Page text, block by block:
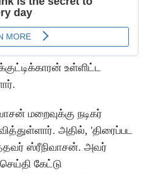
உள்ளிட்ட
மறைவுக்கு நடிகர்
அதில், 'திரைப்பட
ஸ்ரீநிவாசன். அவர்
கேட்டு